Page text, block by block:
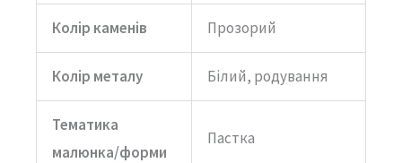
Колір каменів Прозорий
Колір металу Білий, родування
Тематика
малюнка/форми
Пастка